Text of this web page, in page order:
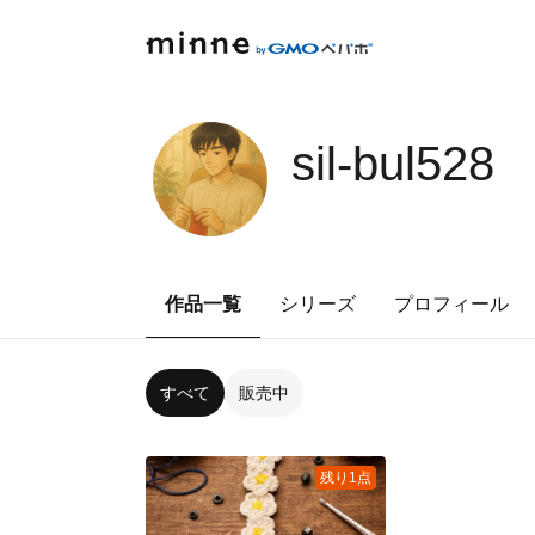
sil-bul528
作品一覧 シリーズ プロフィール
すべて 販売中
残り1点